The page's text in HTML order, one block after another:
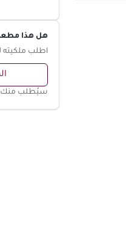
هل هذا
اطلب ملكيته
سيُطلب منك